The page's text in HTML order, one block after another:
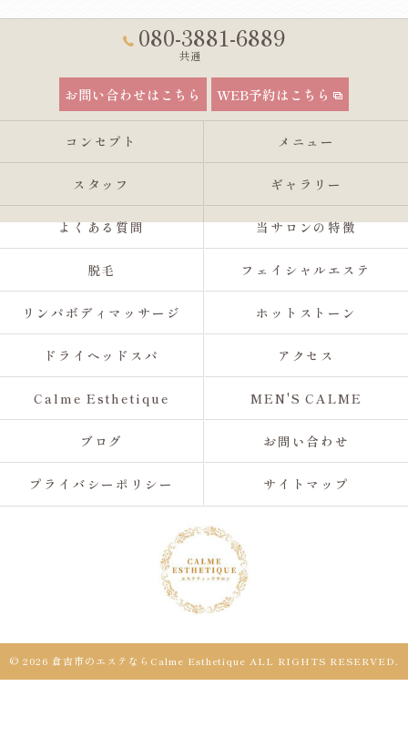
080-3881-6889
共通
お問い合わせはこちら WEB予約はこちら
コンセプト メニュー
スタッフ ギャラリー
よくある質問 当サロンの特徴
脱毛 フェイシャルエステ
リンパボディマッサージ ホットストーン
ドライヘッドスパ アクセス
Calme Esthetique MEN'S CALME
ブログ お問い合わせ
プライバシーポリシー サイトマップ
© 2026 倉吉市のエステならCalme Esthetique ALL RIGHTS RESERVED.